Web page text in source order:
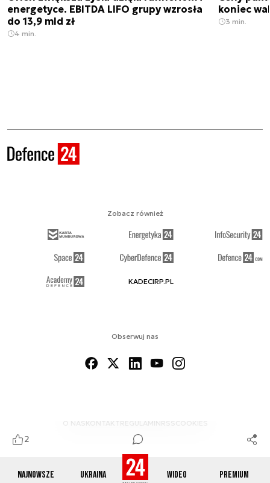
Najnowsze Ukraina Wideo Premium
2
energetyce. EBITDA LIFO grupy wzrosła
do 13,9 mld zł
4 min.
koniec
3 min.
Obserwuj nas
O NAS KONTAKTREGULAMINRSS COOKIES
Zobacz również
KADECIRP.PL
© 2012-2026 DEFENCE24